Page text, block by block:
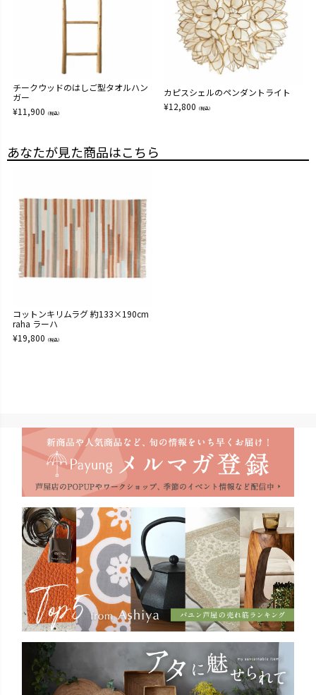
チークウッドのはしご型タオルハン
ガー
¥11,900 （税込）
カピスシェルのペンダントライト
¥12,800 （税込）
あなたが見た商品はこちら
コットンキリムラグ 約133×190cm
raha ラーハ
¥19,800 （税込）